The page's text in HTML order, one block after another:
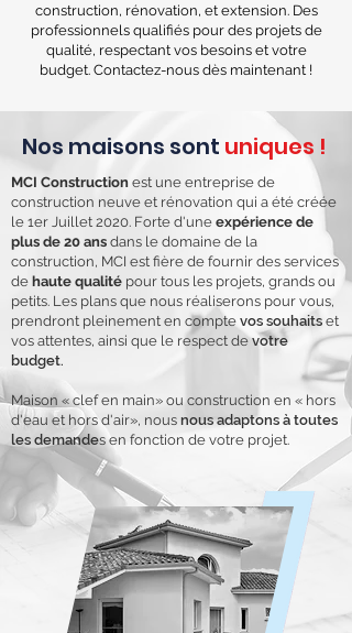
construction, rénovation, et extension. Des
professionnels qualifiés pour des projets de
qualité, respectant vos besoins et votre
budget. Contactez-nous dès maintenant !
Nos maisons sont uniques !
MCI Construction est une entreprise de
construction neuve et rénovation qui a été créée
le 1er Juillet 2020. Forte d'une expérience de
plus de 20 ans dans le domaine de la
construction, MCI est fière de fournir des services
de haute qualité pour tous les projets, grands ou
petits. Les plans que nous réaliserons pour vous,
prendront pleinement en compte vos souhaits et
vos attentes, ainsi que le respect devotre
budget.
Maison « clef en main» ou construction en « hors
d'eau et hors d'air», nous nous adaptons à toutes
les demandes en fonction de votre projet.